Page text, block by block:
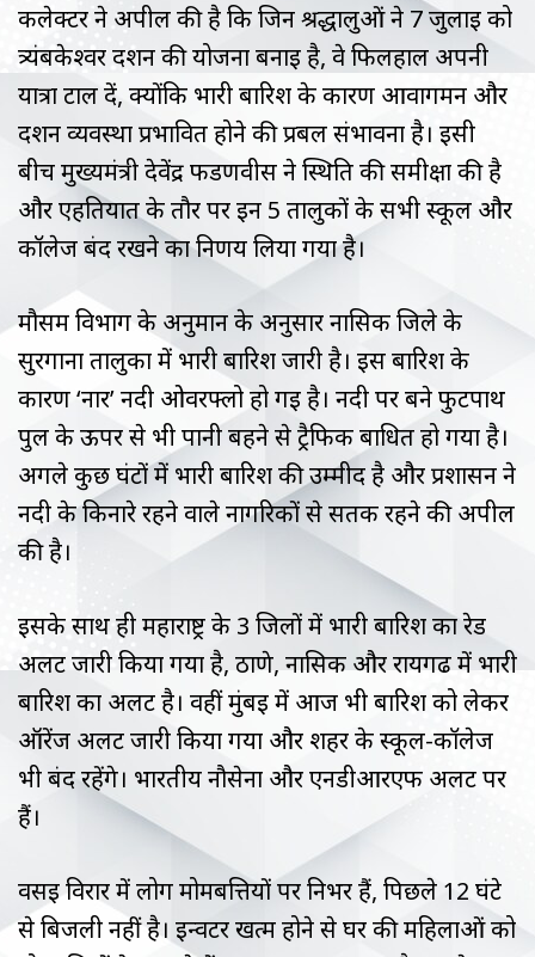
कलेक्टर ने अपील की है कि जिन श्रद्धालुओं ने 7 जुलाई को
त्र्यंबकेश्वर दर्शन की योजना बनाई है, वे फिलहाल अपनी
यात्रा टाल दें, क्योंकि भारी बारिश के कारण आवागमन और
दर्शन व्यवस्था प्रभावित होने की प्रबल संभावना है। इसी
बीच मुख्यमंत्री देवेंद्र फडणवीस ने स्थिति की समीक्षा की है
और एहतियात के तौर पर इन 5 तालुकों के सभी स्कूल और
कॉलेज बंद रखने का निर्णय लिया गया है।
मौसम विभाग के अनुमान के अनुसार नासिक जिले के
सुरगाना तालुका में भारी बारिश जारी है। इस बारिश के
कारण ‘नार’ नदी ओवरफ्लो हो गई है। नदी पर बने फुटपाथ
पुल के ऊपर से भी पानी बहने से ट्रैफिक बाधित हो गया है।
अगले कुछ घंटों में भारी बारिश की उम्मीद है और प्रशासन ने
नदी के किनारे रहने वाले नागरिकों से सतर्क रहने की अपील
की है।
इसके साथ ही महाराष्ट्र के 3 जिलों में भारी बारिश का रेड
अलर्ट जारी किया गया है, ठाणे, नासिक और रायगढ में भारी
बारिश का अलर्ट है। वहीं मुंबई में आज भी बारिश को लेकर
ऑरेंज अलर्ट जारी किया गया और शहर के स्कूल-कॉलेज
भी बंद रहेंगे। भारतीय नौसेना और एनडीआरएफ अलर्ट पर
हैं।
वसई विरार में लोग मोमबत्तियों पर निर्भर हैं, पिछले 12 घंटे
से बिजली नहीं है। इन्वर्टर खत्म होने से घर की महिलाओं को